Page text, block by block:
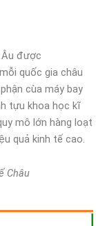
Âu được
quốc gia châu
cùa máy bay
tựu khoa học kĩ
mô lớn hàng loạt
quả kinh tế cao.
Châu